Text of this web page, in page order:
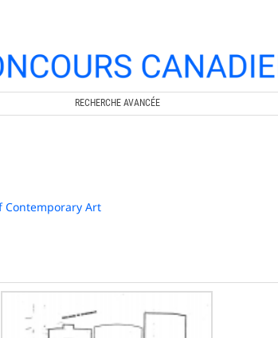
RECHERCHE AVANCÉE
Art